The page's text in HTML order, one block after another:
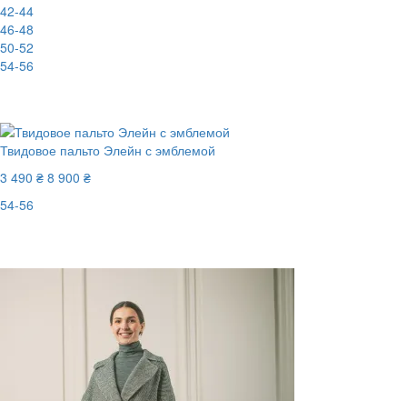
42-44
46-48
50-52
54-56
Твидовое пальто Элейн с эмблемой
3 490 ₴ 8 900 ₴
54-56